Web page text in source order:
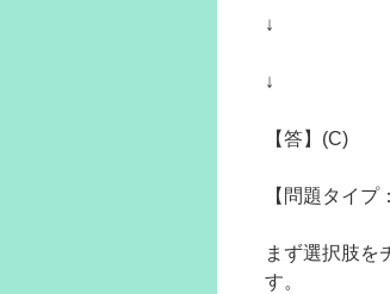
↓
↓
【答】(C)
【問題タイプ
まず選択肢を
す。